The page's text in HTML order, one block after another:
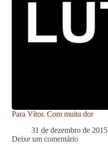
Para Vítor. Com muita dor
31 de dezembro de 2015
Deixe um comentário